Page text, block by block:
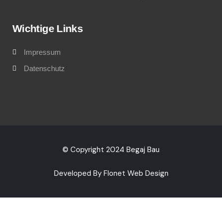
Wichtige Links
Impressum
Datenschutz
© Copyright 2024 Begaj Bau
Developed By Flonet Web Design